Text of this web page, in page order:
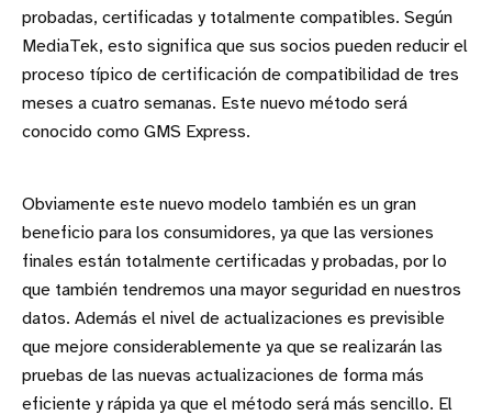
probadas, certificadas y totalmente compatibles. Según
MediaTek, esto significa que sus socios pueden reducir el
proceso típico de certificación de compatibilidad de tres
meses a cuatro semanas. Este nuevo método será
conocido como GMS Express.
Obviamente este nuevo modelo también es un gran
beneficio para los consumidores, ya que las versiones
finales están totalmente certificadas y probadas, por lo
que también tendremos una mayor seguridad en nuestros
datos. Además el nivel de actualizaciones es previsible
que mejore considerablemente ya que se realizarán las
pruebas de las nuevas actualizaciones de forma más
eficiente y rápida ya que el método será más sencillo. El